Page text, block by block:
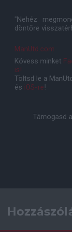
"Nehéz
döntőre
ManUtd.com
Kövess minket
is!
Töltsd le a
és iOS-re!
Támogasd